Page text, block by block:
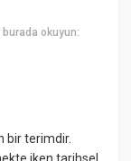
burada okuyun:
bir terimdir.